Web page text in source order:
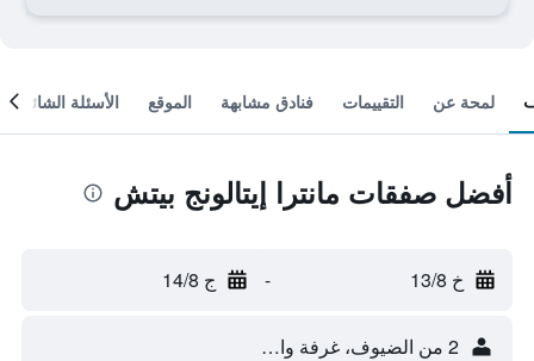
لمحة عن التقييمات فنادق مشابهة الموقع الأسئلة الشائعة
أفضل صفقات مانترا إيتالونج بيتش
خ 13/8 - ج 14/8
2 من الضيوف، غرفة واحدة